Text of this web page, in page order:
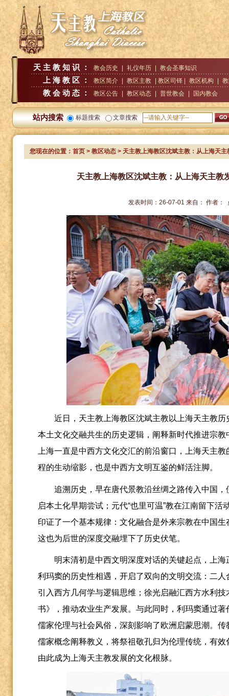
天主教知识： 教会历史 礼仪年历 教会圣事知识
上海教区： 教区简介 教区主教 | 教区司铎 | 教区机构
教会动态： 教区公告 教区动态 普世教会 国内教会
站内搜索 标题搜索 文章搜索
您现在的位置：首页 >教区动态 > 天主教上海教区沈斌主教：从上海天
天主教上海教区沈斌主教：从上海天主教
发表时间：26-07-01 来自： 作者：
近日，天主教上海教区沈斌主教以上海天主教
本土文化交融共生的历史逻辑，阐释新时代推进宗
上海一直是中西方文化交汇的前沿窗口，上海天主
程的生动缩影，也是中西方文明互鉴的鲜活注脚。
追溯历史，早在唐代景教沿丝绸之路传入中国
启本土化早期尝试；元代“也里可温”教在江南留下
印证了一个基本规律：文化融合是外来宗教在中国
这也为后世的深度交融埋下了历史伏笔。
明末清初是中西文明深度对话的关键起点，上
利玛窦的历史性相遇，开启了双向的文明交流：二
引入西方几何学与逻辑思维；徐光启融汇西方水利
书》，推动农业生产发展。与此同时，利玛窦通过
儒家伦理与社会风俗，深刻影响了欧洲启蒙思潮。传
儒家概念阐释教义，将祭祖敬孔归为伦理传统，有
由此成为上海天主教发展的文化根脉。